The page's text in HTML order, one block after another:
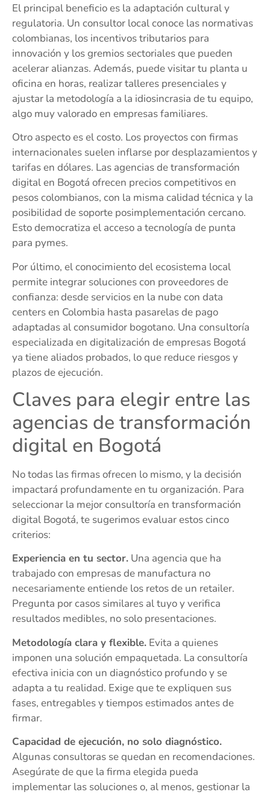
El principal beneficio es la adaptación cultural y
regulatoria. Un consultor local conoce las normativas
colombianas, los incentivos tributarios para
innovación y los gremios sectoriales que pueden
acelerar alianzas. Además, puede visitar tu planta u
oficina en horas, realizar talleres presenciales y
ajustar la metodología a la idiosincrasia de tu equipo,
algo muy valorado en empresas familiares.
Otro aspecto es el costo. Los proyectos con firmas
internacionales suelen inflarse por desplazamientos y
tarifas en dólares. Las agencias de transformación
digital en Bogotá ofrecen precios competitivos en
pesos colombianos, con la misma calidad técnica y la
posibilidad de soporte posimplementación cercano.
Esto democratiza el acceso a tecnología de punta
para pymes.
Por último, el conocimiento del ecosistema local
permite integrar soluciones con proveedores de
confianza: desde servicios en la nube con data
centers en Colombia hasta pasarelas de pago
adaptadas al consumidor bogotano. Una consultoría
especializada en digitalización de empresas Bogotá
ya tiene aliados probados, lo que reduce riesgos y
plazos de ejecución.
Claves para elegir entre las
agencias de transformación
digital en Bogotá
No todas las firmas ofrecen lo mismo, y la decisión
impactará profundamente en tu organización. Para
seleccionar la mejor consultoría en transformación
digital Bogotá, te sugerimos evaluar estos cinco
criterios:
Experiencia en tu sector. Una agencia que ha
trabajado con empresas de manufactura no
necesariamente entiende los retos de un retailer.
Pregunta por casos similares al tuyo y verifica
resultados medibles, no solo presentaciones.
Metodología clara y flexible. Evita a quienes
imponen una solución empaquetada. La consultoría
efectiva inicia con un diagnóstico profundo y se
adapta a tu realidad. Exige que te expliquen sus
fases, entregables y tiempos estimados antes de
firmar.
Capacidad de ejecución, no solo diagnóstico.
Algunas consultoras se quedan en recomendaciones.
Asegúrate de que la firma elegida pueda
implementar las soluciones o, al menos, gestionar la